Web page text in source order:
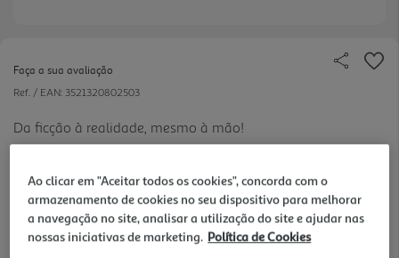
Faça a sua avaliação
Ref. / EAN: 3521320802503
Da ficção à realidade, mesmo à mão!
19.99 €/un
Ao clicar em "Aceitar todos os cookies", concorda com o
armazenamento de cookies no seu dispositivo para melhorar
a navegação no site, analisar a utilização do site e ajudar nas
nossas iniciativas de marketing. Política de Cookies